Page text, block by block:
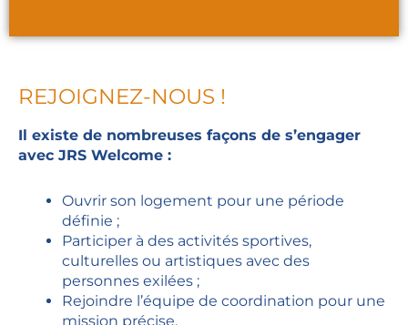
REJOIGNEZ-NOUS !
Il existe de nombreuses façons de s’engager
avec JRS Welcome :
Ouvrir son logement pour une période
définie ;
Participer à des activités sportives,
culturelles ou artistiques avec des
personnes exilées ;
Rejoindre l’équipe de coordination pour une
mission précise.